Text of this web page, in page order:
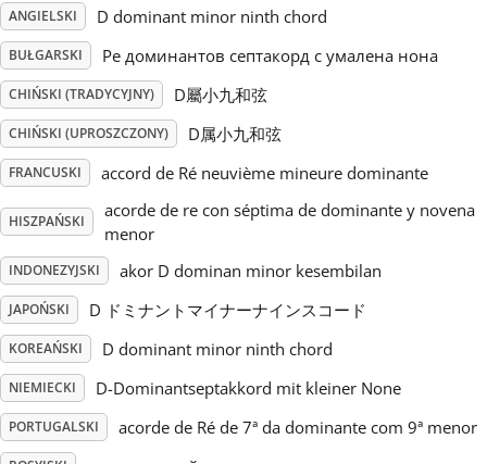
Русский
Svenska
Tiếng Việt
Türkçe
简体中文
繁體中文
ANGIELSKI D dominant minor ninth chord
BUŁGARSKI Ре доминантов септакорд с умалена нона
CHIŃSKI (TRADYCYJNY) D屬小九和弦
CHIŃSKI (UPROSZCZONY) D属小九和弦
FRANCUSKI accord de Ré neuvième mineure dominante
HISZPAŃSKI
acorde de re con séptima de dominante y novena
menor
INDONEZYJSKI akor D dominan minor kesembilan
JAPOŃSKI D ドミナントマイナーナインスコード
KOREAŃSKI D dominant minor ninth chord
NIEMIECKI D-Dominantseptakkord mit kleiner None
PORTUGALSKI acorde de Ré de 7ª da dominante com 9ª menor